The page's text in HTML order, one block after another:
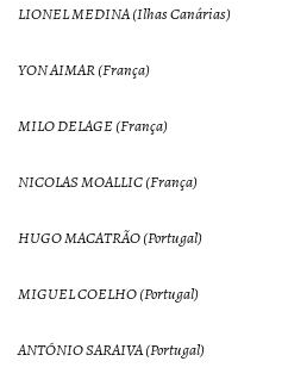
LIONEL MEDINA (Ilhas Canárias)
YON AIMAR (França)
MILO DELAGE (França)
NICOLAS MOALLIC (França)
HUGO MACATRÃO (Portugal)
MIGUEL COELHO (Portugal)
ANTÓNIO SARAIVA (Portugal)